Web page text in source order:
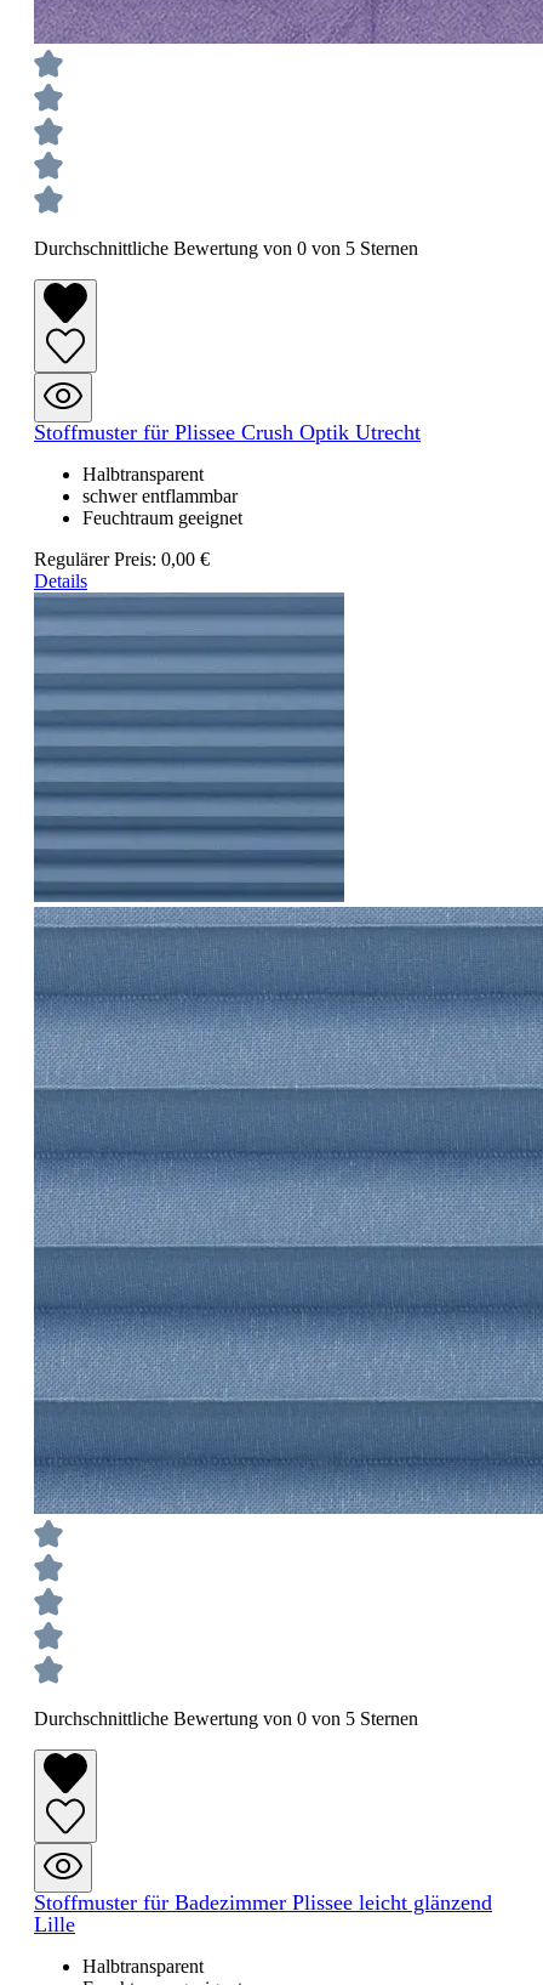
Durchschnittliche Bewertung von 0 von 5 Sternen
Stoffmuster für Plissee Crush Optik Utrecht
Halbtransparent
schwer entflammbar
Feuchtraum geeignet
Regulärer Preis: 0,00 €
Details
Durchschnittliche Bewertung von 0 von 5 Sternen
Stoffmuster für Badezimmer Plissee leicht glänzend
Lille
Halbtransparent